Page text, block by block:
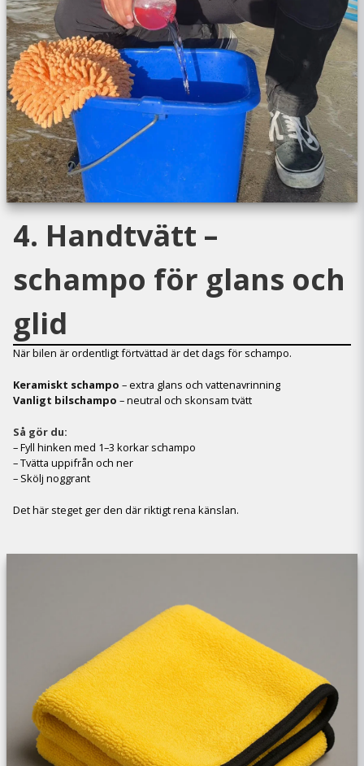
4. Handtvätt –
schampo för glans och
glid
När bilen är ordentligt förtvättad är det dags för schampo.
Keramiskt schampo – extra glans och vattenavrinning
Vanligt bilschampo – neutral och skonsam tvätt
Så gör du:
– Fyll hinken med 1–3 korkar schampo
– Tvätta uppifrån och ner
– Skölj noggrant
Det här steget ger den där riktigt rena känslan.